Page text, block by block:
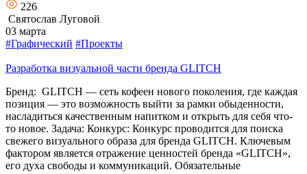
226
Святослав Луговой
03 марта
#Графический #Проекты
Разработка визуальной части бренда GLITCH
Бренд: GLITCH — сеть кофеен нового поколения, где каждая
позиция — это возможность выйти за рамки обыденности,
насладиться качественным напитком и открыть для себя что-
то новое. Задача: Конкурс: Конкурс проводится для поиска
свежего визуального образа для бренда GLITCH. Ключевым
фактором является отражение ценностей бренда «GLITCH»,
его духа свободы и коммуникаций. Обязательные